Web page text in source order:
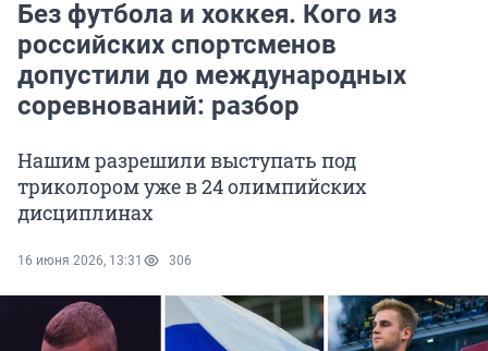
Без футбола и хоккея. Кого из
российских спортсменов
допустили до международных
соревнований: разбор
Нашим разрешили выступать под
триколором уже в 24 олимпийских
дисциплинах
16 июня 2026, 13:31 306